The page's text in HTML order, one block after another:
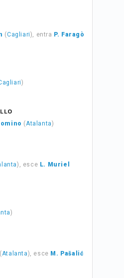
(Cagliari), entra P. Faragò
)
(Atalanta)
), esce L. Muriel
)
(Atalanta), esce M. Pašalić